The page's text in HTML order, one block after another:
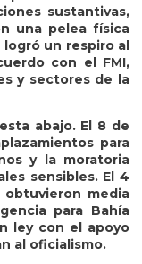
sustantivas,
una pelea física
un respiro al
con el FMI,
y sectores de la
abajo. El 8 de
para
y la moratoria
sensibles. El 4
media
para Bahía
ley con el apoyo
al oficialismo.